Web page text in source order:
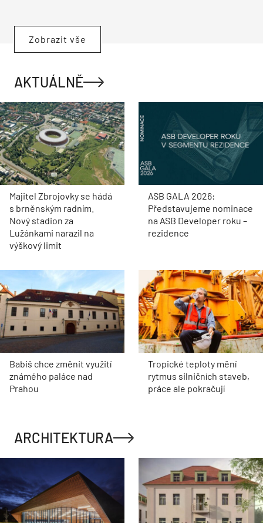
Zobrazit vše
AKTUÁLNĚ
Majitel Zbrojovky se hádá
s brněnským radním.
Nový stadion za
Lužánkami narazil na
výškový limit
ASB GALA 2026:
Představujeme nominace
na ASB Developer roku –
rezidence
Babiš chce změnit využití
známého paláce nad
Prahou
Tropické teploty mění
rytmus silničních staveb,
práce ale pokračují
ARCHITEKTURA